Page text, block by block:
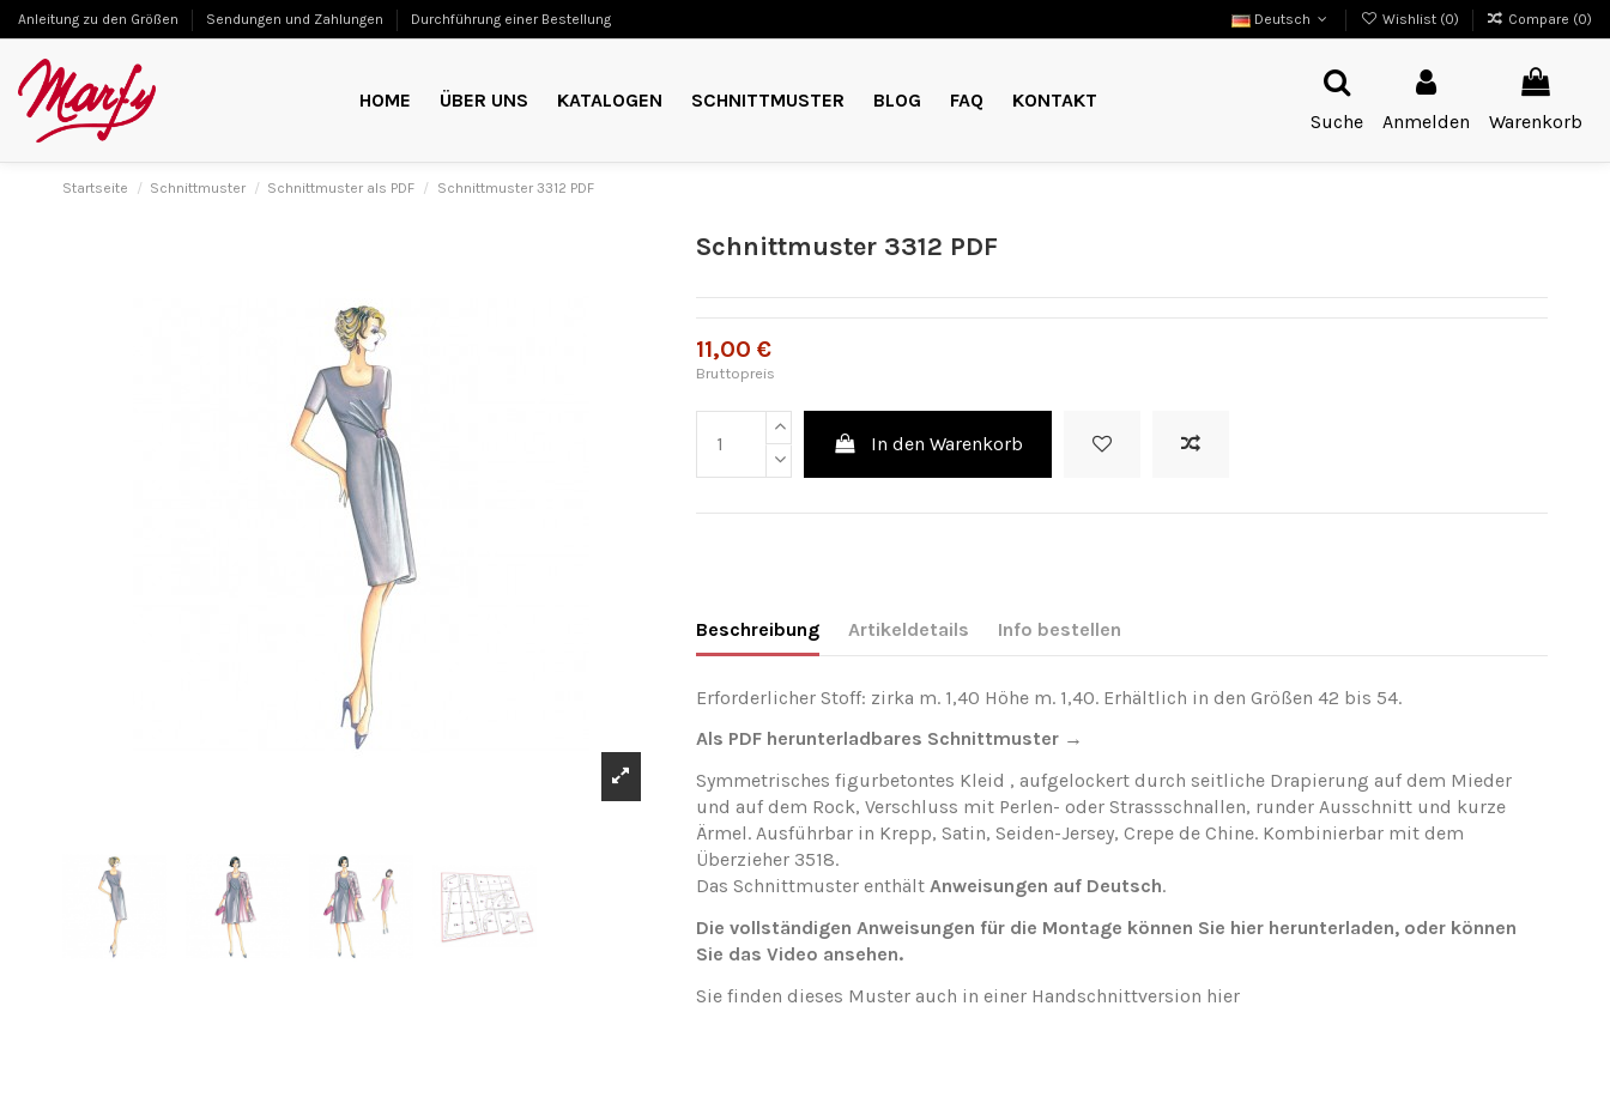
Anleitung zu den Größen Sendungen und Zahlungen Durchführung einer Bestellung Deutsch Wishlist (0) Compare (0)
HOME ÜBER UNS KATALOGEN SCHNITTMUSTER BLOG FAQ
KONTAKT
Suche
Anmelden Warenkorb
Startseite Schnittmuster Schnittmuster als PDF Schnittmuster 3312 PDF
Schnittmuster 3312 PDF
11,00 €
Bruttopreis
In den Warenkorb
Beschreibung Artikeldetails Info bestellen
Erforderlicher Stoff: zirka m. 1,40 Höhe m. 1,40. Erhältlich in den Größen 42 bis 54.
Als PDF herunterladbares Schnittmuster →
Symmetrisches figurbetontes Kleid , aufgelockert durch seitliche Drapierung auf dem Mieder
und auf dem Rock, Verschluss mit Perlen- oder Strassschnallen, runder Ausschnitt und kurze
Ärmel. Ausführbar in Krepp, Satin, Seiden-Jersey, Crepe de Chine. Kombinierbar mit dem
Überzieher 3518.
Das Schnittmuster enthältAnweisungen auf Deutsch.
Die vollständigen Anweisungen für die Montage können Sie hier herunterladen, oder können
Sie dasVideo ansehen.
Sie finden dieses Muster auch in einer Handschnittversion hier